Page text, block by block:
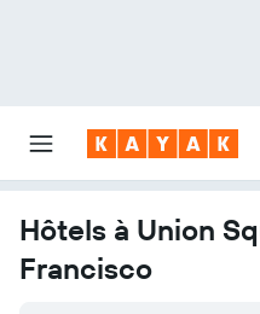
Hôtels à Union
Francisco